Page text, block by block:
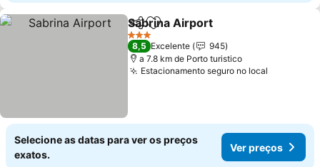
PartilharAdicionar aos favoritos
Sabrina Airport
3 Estrelas
8,5 Excelente
945
a 7.8 km de Porto turistico
Estacionamento seguro no local
Selecione as datas para ver os preços
exatos.
Ver preços